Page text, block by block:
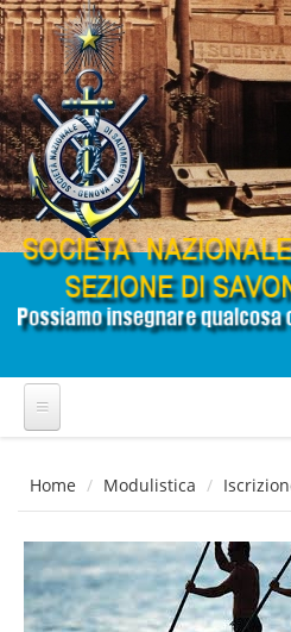
Salta al contenuto principale
Home Modulistica